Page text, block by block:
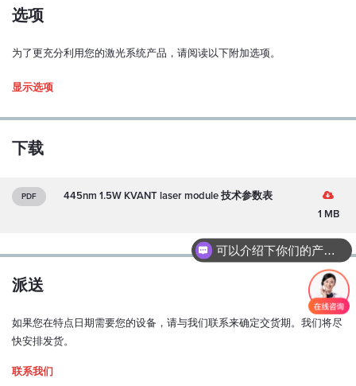
100:1
± 5 度
模式结构：
M2（水平/垂直）：
待定
功率稳定性（超过 1 小时，连续运行，预热后和 ±3°C）：
< 0.5 %
指向稳定性（超过 1 小时，连续运行，预热后和 ±3°C）：
< ±100 µrad
输出窗光束居中：
光束垂直度：
选项
为了更充分利用您的激光系统产品，请阅读以下附加选项。
Driver type
1. Enclosed Driver
117x89x34
显示选项
下载
PDF
445nm 1.5W KVANT laser module 技术参数表
1 MB
派送
如果您在特点日期需要您的设备，请与我们联系来确定交货期。我们将尽
快安排发货。
联系我们
你们是怎么收费的呢？